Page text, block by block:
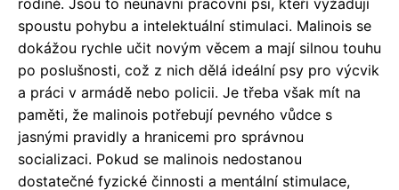
rodině. Jsou to neúnavní pracovní psi, kteří vyžadují
spoustu pohybu a intelektuální stimulaci. Malinois se
dokážou rychle učit novým věcem a mají silnou touhu
po poslušnosti, což z nich dělá ideální psy pro výcvik
a práci v armádě nebo policii. Je třeba však mít na
paměti, že malinois potřebují pevného vůdce s
jasnými pravidly a hranicemi pro správnou
socializaci. Pokud se malinois nedostanou
dostatečné fyzické činnosti a mentální stimulace,